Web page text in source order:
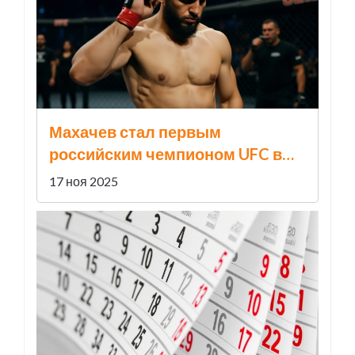
Махачев стал первым
российским чемпионом UFC в
двух весах, победив Делла
Маддалену
17 ноя 2025